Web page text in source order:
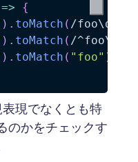
=>
{
) . toMatch ( /foo\d{5}
) . toMatch ( /
) . toMatch ( "foo" )
現でなくとも特
のかをチェックす